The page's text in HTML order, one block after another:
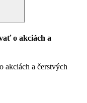
o akciách a
akciách a čerstvých